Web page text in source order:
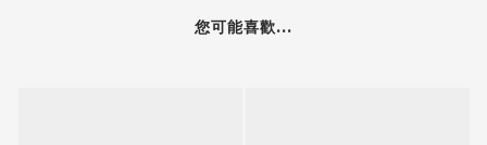
您可能喜歡...